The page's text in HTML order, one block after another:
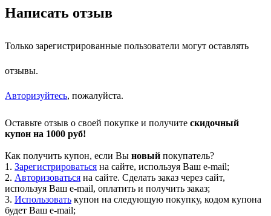
Написать отзыв
Только зарегистрированные пользователи могут оставлять
отзывы.
Авторизуйтесь, пожалуйста.
Оставьте отзыв о своей покупке и получите скидочный
купон на 1000 руб!
Как получить купон, если Вы новый покупатель?
1. Зарегистрироваться на сайте, используя Ваш e-mail;
2. Авторизоваться на сайте. Сделать заказ через сайт,
используя Ваш e-mail, оплатить и получить заказ;
3. Использовать купон на следующую покупку, кодом купона
будет Ваш e-mail;